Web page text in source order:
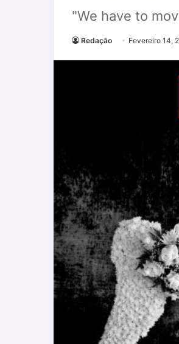
"We have to
Redação Fevereiro 14,